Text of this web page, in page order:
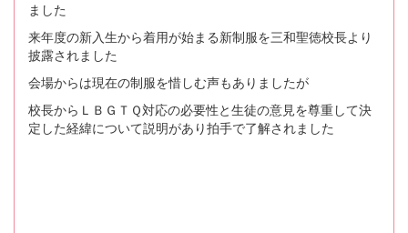
ました
来年度の新入生から着用が始まる新制服を三和聖徳校長より
披露されました
会場からは現在の制服を惜しむ声もありましたが
校長からＬＢＧＴＱ対応の必要性と生徒の意見を尊重して決
定した経緯について説明があり拍手で了解されました